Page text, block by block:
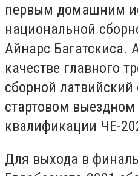
первым домашним
национальной
Айнарс Багатскиса.
качестве главного
сборной латвийский
стартовом
квалификации ЧЕ-
Для выхода в